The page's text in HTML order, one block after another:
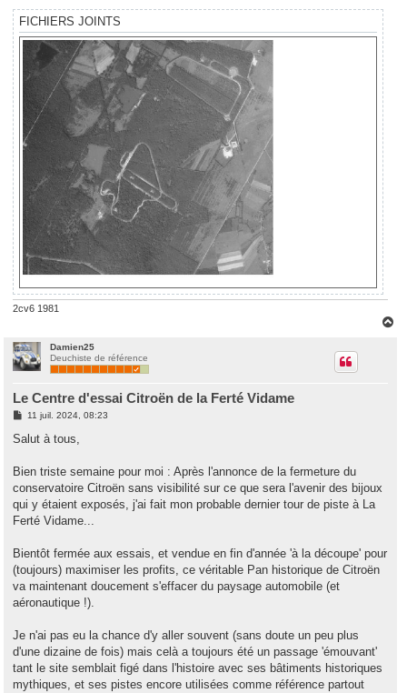
FICHIERS JOINTS
2cv6 1981
Damien25
Deuchiste de référence
Le Centre d'essai Citroën de la Ferté Vidame
M
s
g
11 juil. 2024, 08:23
Salut à tous,
Bien triste semaine pour moi : Après l'annonce de la fermeture du
conservatoire Citroën sans visibilité sur ce que sera l'avenir des bijoux
qui y étaient exposés, j'ai fait mon probable dernier tour de piste à La
Ferté Vidame...
Bientôt fermée aux essais, et vendue en fin d'année 'à la découpe' pour
(toujours) maximiser les profits, ce véritable Pan historique de Citroën
va maintenant doucement s'effacer du paysage automobile (et
aéronautique !).
Je n'ai pas eu la chance d'y aller souvent (sans doute un peu plus
d'une dizaine de fois) mais celà a toujours été un passage 'émouvant'
tant le site semblait figé dans l'histoire avec ses bâtiments historiques
mythiques, et ses pistes encore utilisées comme référence partout